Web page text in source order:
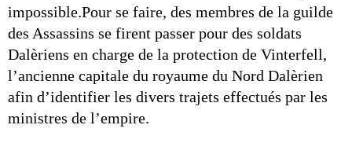
impossible.Pour se faire, des membres de la guilde
des Assassins se firent passer pour des soldats
Dalèriens en charge de la protection de Vinterfell,
l’ancienne capitale du royaume du Nord Dalèrien
afin d’identifier les divers trajets effectués par les
ministres de l’empire.